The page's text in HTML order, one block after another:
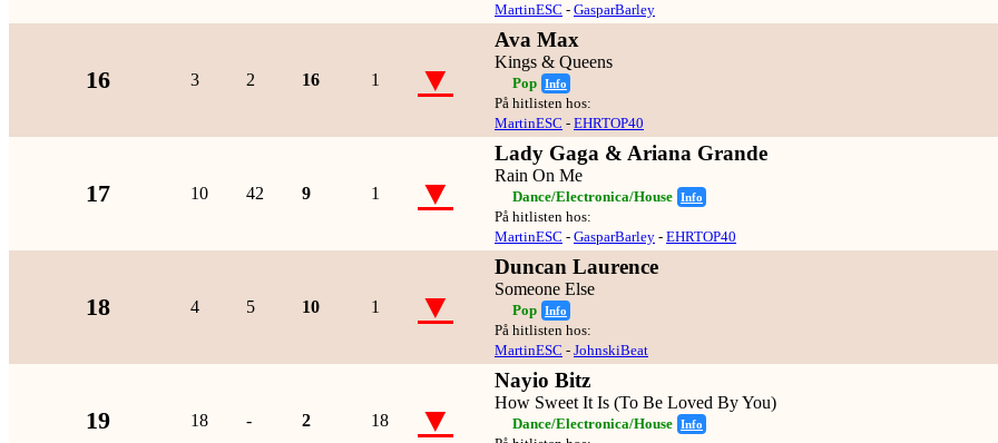
MartinESC - GasparBarley
16 3 2 16 1 ▼
Ava Max
Kings & Queens
Pop Info
På hitlisten hos:
MartinESC - EHRTOP40
17 10 42 9 1 ▼
Lady Gaga & Ariana Grande
Rain On Me
Dance/Electronica/House Info
På hitlisten hos:
MartinESC - GasparBarley - EHRTOP40
18 4 5 10 1 ▼
Duncan Laurence
Someone Else
Pop Info
På hitlisten hos:
MartinESC - JohnskiBeat
19 18 - 2 18 ▼
Nayio Bitz
How Sweet It Is (To Be Loved By You)
Dance/Electronica/House Info